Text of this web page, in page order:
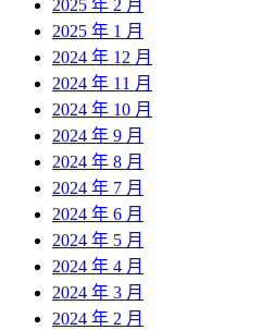
2025 年 2 月
2025 年 1 月
2024 年 12 月
2024 年 11 月
2024 年 10 月
2024 年 9 月
2024 年 8 月
2024 年 7 月
2024 年 6 月
2024 年 5 月
2024 年 4 月
2024 年 3 月
2024 年 2 月